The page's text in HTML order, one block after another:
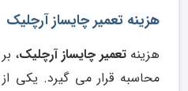
هزینه تعمیر چایساز آرچلیک
هزینهتعمیر چایساز آرچلیک،
محاسبه قرار می گیرد. یکی